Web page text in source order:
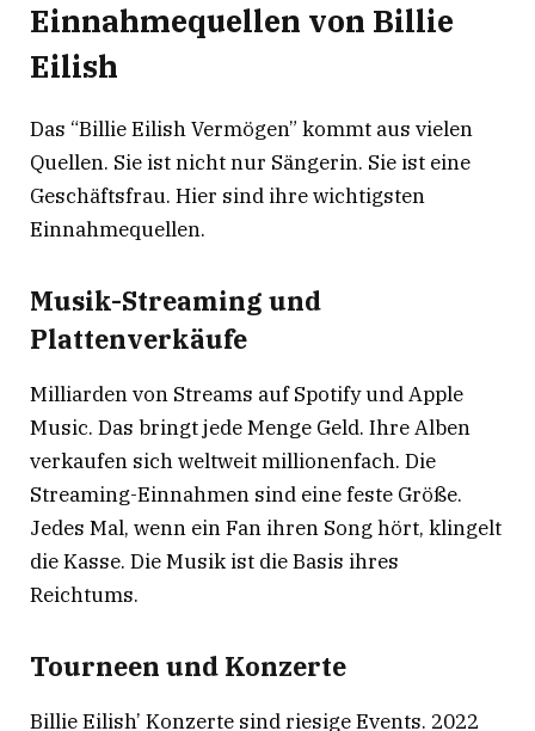
Einnahmequellen von Billie
Eilish
Das “Billie Eilish Vermögen” kommt aus vielen
Quellen. Sie ist nicht nur Sängerin. Sie ist eine
Geschäftsfrau. Hier sind ihre wichtigsten
Einnahmequellen.
Musik-Streaming und
Plattenverkäufe
Milliarden von Streams auf Spotify und Apple
Music. Das bringt jede Menge Geld. Ihre Alben
verkaufen sich weltweit millionenfach. Die
Streaming-Einnahmen sind eine feste Größe.
Jedes Mal, wenn ein Fan ihren Song hört, klingelt
die Kasse. Die Musik ist die Basis ihres
Reichtums.
Tourneen und Konzerte
Billie Eilish’ Konzerte sind riesige Events. 2022